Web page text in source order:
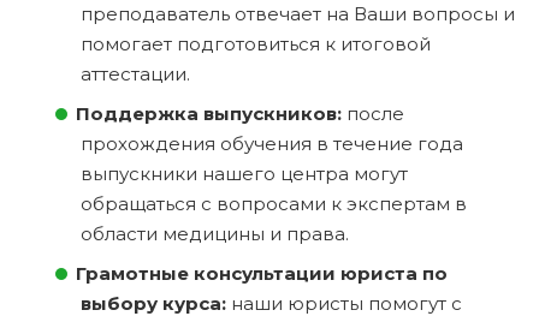
преподаватель отвечает на Ваши вопросы и
помогает подготовиться к итоговой
аттестации.
Поддержка выпускников: после
прохождения обучения в течение года
выпускники нашего центра могут
обращаться с вопросами к экспертам в
области медицины и права.
Грамотные консультации юриста по
выбору курса: наши юристы помогут с